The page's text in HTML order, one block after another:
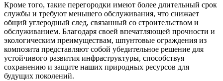
Кроме того, такие перегородки имеют более длительный срок
службы и требуют меньшего обслуживания, что снижает
общий углеродный след, связанный со строительством и
обслуживанием. Благодаря своей впечатляющей прочности и
экологическим преимуществам, шпунтовые ограждения из
композита представляют собой убедительное решение для
устойчивого развития инфраструктуры, способствуя
сохранению и защите наших природных ресурсов для
будущих поколений.